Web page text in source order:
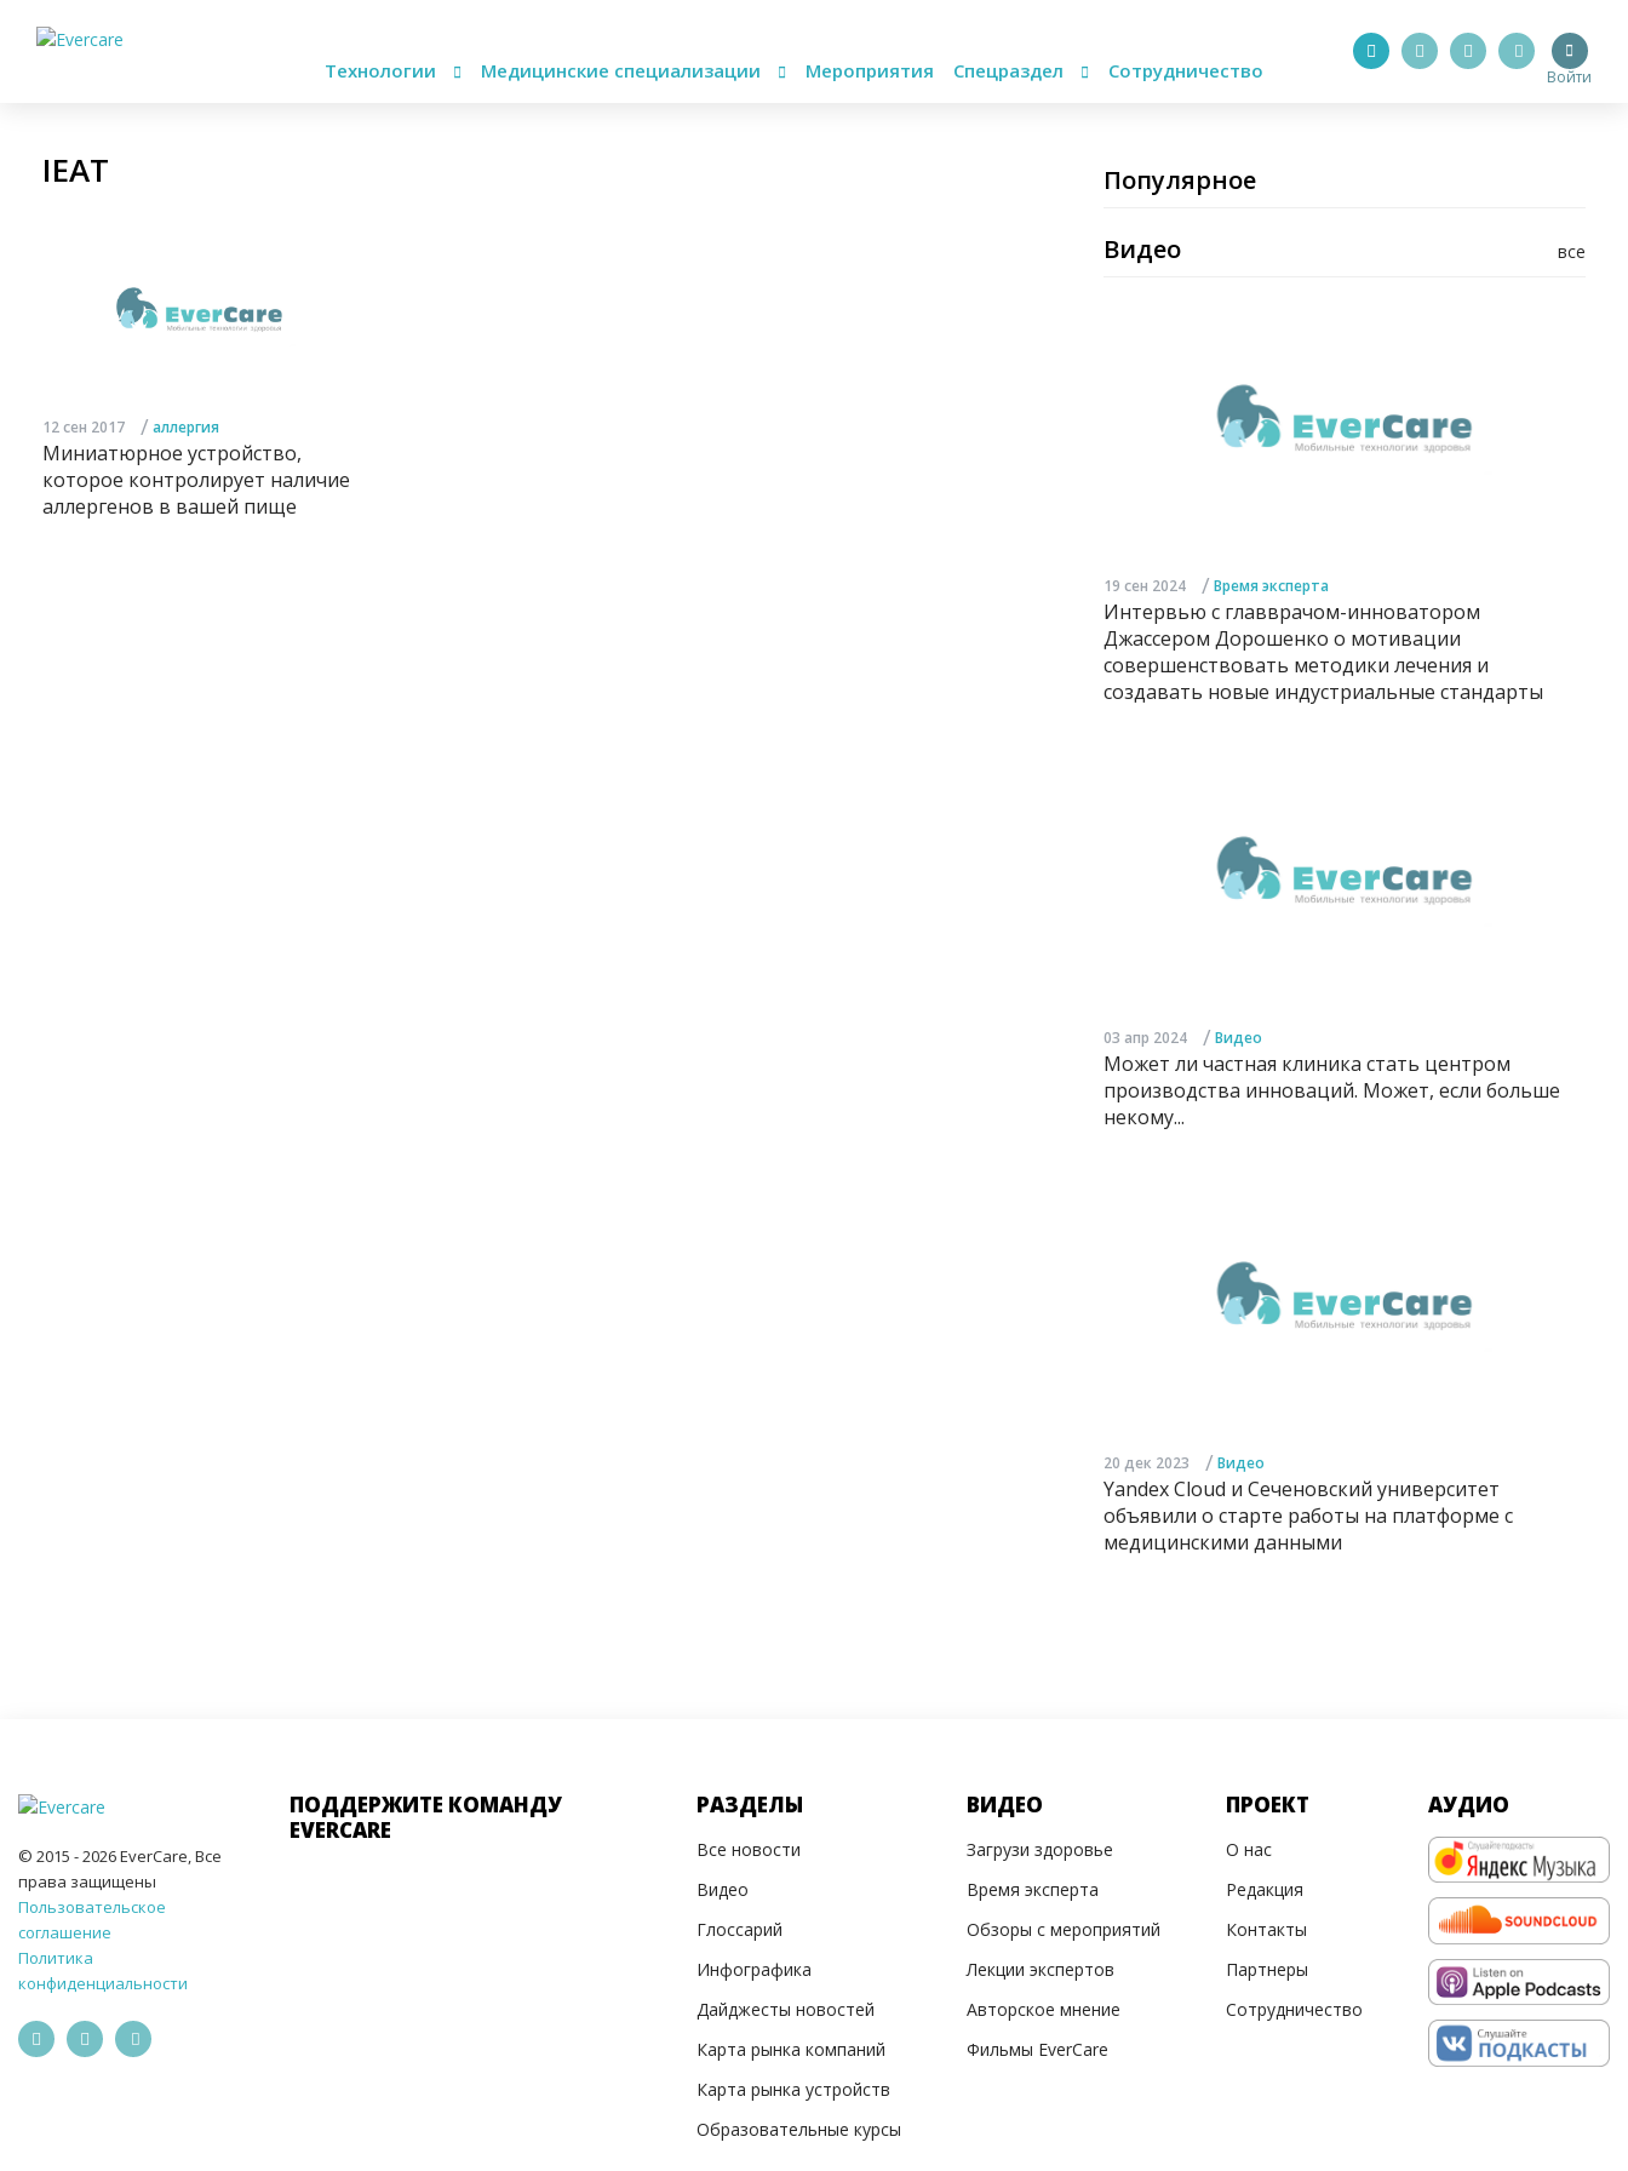
Технологии Медицинские специализации Мероприятия Спецраздел Сотрудничество Войти
IEAT
12 сен 2017 / аллергия
Миниатюрное устройство,
которое контролирует наличие
аллергенов в вашей пище
Популярное
все
Видео
19 сен 2024 / Время эксперта
Интервью с главврачом-инноватором
Джассером Дорошенко о мотивации
совершенствовать методики лечения и
создавать новые индустриальные стандарты
03 апр 2024 / Видео
Может ли частная клиника стать центром
производства инноваций. Может, если больше
некому...
20 дек 2023 / Видео
Yandex Cloud и Сеченовский университет
объявили о старте работы на платформе с
медицинскими данными
© 2015 - 2026 EverCare, Все
права защищены
Пользовательское
соглашение
Политика
конфиденциальности
ПОДДЕРЖИТЕ КОМАНДУ
EVERCARE
РАЗДЕЛЫ
Все новости
Видео
Глоссарий
Инфографика
Дайджесты новостей
Карта рынка компаний
Карта рынка устройств
Образовательные курсы
ВИДЕО
Загрузи здоровье
Время эксперта
Обзоры с мероприятий
Лекции экспертов
Авторское мнение
Фильмы EverCare
ПРОЕКТ
О нас
Редакция
Контакты
Партнеры
Сотрудничество
АУДИО